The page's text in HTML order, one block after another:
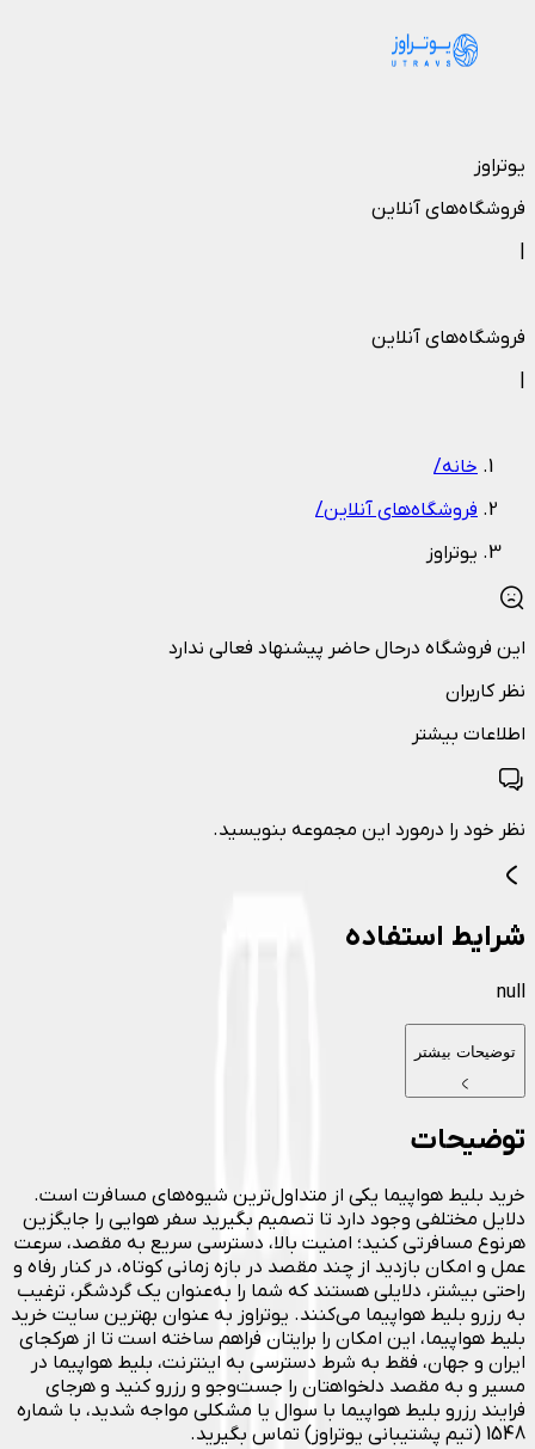
یوتراوز
فروشگاه‌های آنلاین
فروشگاه‌های آنلاین
خانه/
فروشگاه‌های آنلاین/
یوتراوز
این فروشگاه درحال حاضر پیشنهاد فعالی ندارد
نظر کاربران
اطلاعات بیشتر
نظر خود را درمورد این مجموعه بنویسید.
شرایط استفاده
null
توضیحات بیشتر
توضیحات
خرید بلیط هواپیما یکی از متداول‌ترین شیوه‌های مسافرت است.
دلایل مختلفی وجود دارد تا تصمیم بگیرید سفر هوایی را جایگزین
هرنوع مسافرتی کنید؛ امنیت بالا، دسترسی سریع به مقصد، سرعت
عمل و امکان بازدید از چند مقصد در بازه زمانی کوتاه، در کنار رفاه و
راحتی بیشتر، دلایلی هستند که شما را به‌عنوان یک گردشگر، ترغیب
به رزرو بلیط هواپیما می‌کنند. یوتراوز به عنوان بهترین سایت خرید
بلیط هواپیما، این امکان را برایتان فراهم ساخته است تا از هرکجای
ایران و جهان، فقط به شرط دسترسی به اینترنت، بلیط هواپیما در
مسیر و به مقصد دلخواهتان را جست‌وجو و رزرو کنید و هرجای
فرایند رزرو بلیط هواپیما با سوال یا مشکلی مواجه شدید، با شماره
1548 (تیم پشتیبانی یوتراوز) تماس بگیرید.